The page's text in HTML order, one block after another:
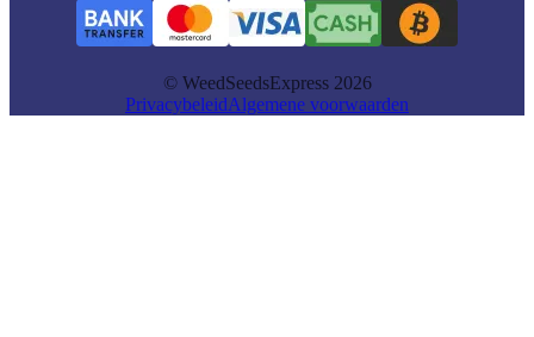
© WeedSeedsExpress 2026
PrivacybeleidAlgemene voorwaarden